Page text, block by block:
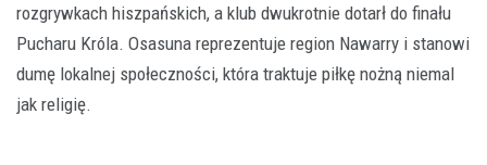
rozgrywkach hiszpańskich, a klub dwukrotnie dotarł do finału
Pucharu Króla. Osasuna reprezentuje region Nawarry i stanowi
dumę lokalnej społeczności, która traktuje piłkę nożną niemal
jak religię.